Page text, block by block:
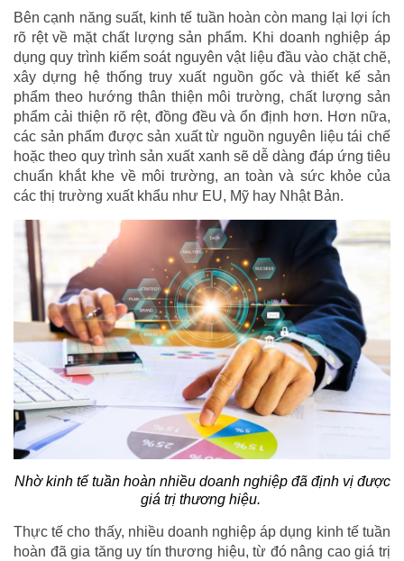
Bên cạnh năng suất, kinh tế tuần hoàn còn mang lại lợi ích
rõ rệt về mặt chất lượng sản phẩm. Khi doanh nghiệp áp
dụng quy trình kiểm soát nguyên vật liệu đầu vào chặt chẽ,
xây dựng hệ thống truy xuất nguồn gốc và thiết kế sản
phẩm theo hướng thân thiện môi trường, chất lượng sản
phẩm cải thiện rõ rệt, đồng đều và ổn định hơn. Hơn nữa,
các sản phẩm được sản xuất từ nguồn nguyên liệu tái chế
hoặc theo quy trình sản xuất xanh sẽ dễ dàng đáp ứng tiêu
chuẩn khắt khe về môi trường, an toàn và sức khỏe của
các thị trường xuất khẩu như EU, Mỹ hay Nhật Bản.
Nhờ kinh tế tuần hoàn nhiều doanh nghiệp đã định vị được
giá trị thương hiệu.
Thực tế cho thấy, nhiều doanh nghiệp áp dụng kinh tế tuần
hoàn đã gia tăng uy tín thương hiệu, từ đó nâng cao giá trị